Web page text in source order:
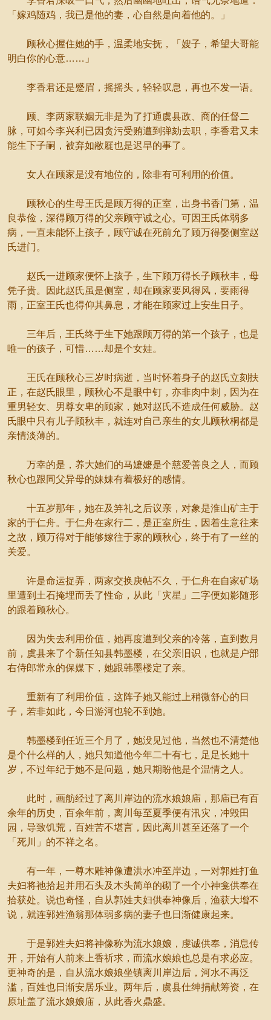
「嫁鸡随鸡，我已是他的妻，心自然是向着他的。」
顾秋心握住她的手，温柔地安抚，「嫂子，希望大哥能
明白你的心意……」
李香君还是蹙眉，摇摇头，轻轻叹息，再也不发一语。
顾、李两家联姻无非是为了打通虞县政、商的任督二
脉，可如今李兴利已因贪污受贿遭到弹劾去职，李香君又未
能生下子嗣，被弃如敝屣也是迟早的事了。
女人在顾家是没有地位的，除非有可利用的价值。
顾秋心的生母王氏是顾万得的正室，出身书香门第，温
良恭俭，深得顾万得的父亲顾守诚之心。可因王氏体弱多
病，一直未能怀上孩子，顾守诚在死前允了顾万得娶侧室赵
氏进门。
赵氏一进顾家便怀上孩子，生下顾万得长子顾秋丰，母
凭子贵。因此赵氏虽是侧室，却在顾家要风得风，要雨得
雨，正室王氏也得仰其鼻息，才能在顾家过上安生日子。
三年后，王氏终于生下她跟顾万得的第一个孩子，也是
唯一的孩子，可惜……却是个女娃。
王氏在顾秋心三岁时病逝，当时怀着身子的赵氏立刻扶
正，在赵氏眼里，顾秋心不是眼中钉，亦非肉中刺，因为在
重男轻女、男尊女卑的顾家，她对赵氏不造成任何威胁。赵
氏眼中只有儿子顾秋丰，就连对自己亲生的女儿顾秋桐都是
亲情淡薄的。
万幸的是，养大她们的马嬷嬷是个慈爱善良之人，而顾
秋心也跟同父异母的妹妹有着极好的感情。
十五岁那年，她在及笄礼之后议亲，对象是淮山矿主于
家的于仁舟。于仁舟在家行二，是正室所生，因着生意往来
之故，顾万得对于能够嫁往于家的顾秋心，终于有了一丝的
关爱。
许是命运捉弄，两家交换庚帖不久，于仁舟在自家矿场
里遭到土石掩埋而丢了性命，从此「灾星」二字便如影随形
的跟着顾秋心。
因为失去利用价值，她再度遭到父亲的冷落，直到数月
前，虞县来了个新任知县韩墨楼，在父亲旧识，也就是户部
右侍郎常永的保媒下，她跟韩墨楼定了亲。
重新有了利用价值，这阵子她又能过上稍微舒心的日
子，若非如此，今日游河也轮不到她。
韩墨楼到任近三个月了，她没见过他，当然也不清楚他
是个什么样的人，她只知道他今年二十有七，足足长她十
岁，不过年纪于她不是问题，她只期盼他是个温情之人。
此时，画舫经过了离川岸边的流水娘娘庙，那庙已有百
余年的历史，百余年前，离川每至夏季便有汛灾，冲毁田
园，导致饥荒，百姓苦不堪言，因此离川甚至还落了一个
「死川」的不祥之名。
有一年，一尊木雕神像遭洪水冲至岸边，一对郭姓打鱼
夫妇将祂拾起并用石头及木头简单的砌了一个小神龛供奉在
拾获处。说也奇怪，自从郭姓夫妇供奉神像后，渔获大增不
说，就连郭姓渔翁那体弱多病的妻子也日渐健康起来。
于是郭姓夫妇将神像称为流水娘娘，虔诚供奉，消息传
开，开始有人前来上香祈求，而流水娘娘也总是有求必应。
更神奇的是，自从流水娘娘坐镇离川岸边后，河水不再泛
滥，百姓也日渐安居乐业。两年后，虞县仕绅捐献筹资，在
原址盖了流水娘娘庙，从此香火鼎盛。